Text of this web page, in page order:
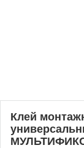
Клей